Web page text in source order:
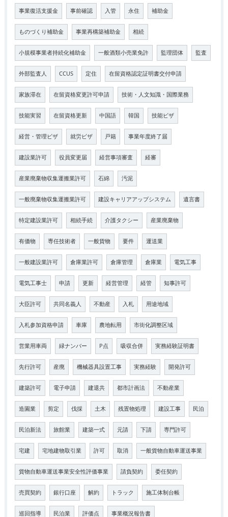
事業復活支援金 事前確認 入管 永住 補助金
ものづくり補助金 事業再構築補助金 相続
小規模事業者持続化補助金 一般酒類小売業免許 監理団体 監査
外部監査人 CCUS 定住 在留資格認定証明書交付申請
家族滞在 在留資格変更許可申請 技術・人文知識・国際業務
技能実習 在留資格更新 中国語 韓国 技能ビザ
経営・管理ビザ 就労ビザ 戸籍 事業年度終了届
建設業許可 役員変更届 経営事項審査 経審
産業廃棄物収集運搬業許可 石綿 汚泥
一般廃棄物収集運搬業許可 建設キャリアアップシステム 遺言書
特定建設業許可 相続手続 介護タクシー 産業廃棄物
有価物 専任技術者 一般貨物 要件 運送業
一般建設業許可 倉庫業許可 倉庫管理 倉庫業 電気工事
電気工事士 申請 更新 経営管理 経管 知事許可
大臣許可 共同名義人 不動産 入札 用途地域
入札参加資格申請 車庫 農地転用 市街化調整区域
営業用車両 緑ナンバー P点 吸収合併 実務経験証明書
先行許可 産廃 機械器具設置工事 実務経験 開発許可
建築許可 電子申請 建退共 都市計画法 不動産業
造園業 剪定 伐採 土木 残置物処理 建設工事 民泊
民泊新法 旅館業 建築一式 元請 下請 専門許可
宅建 宅地建物取引業 許可 取消 一般貨物自動車運送事業
貨物自動車運送事業安全性評価事業 請負契約 委任契約
売買契約 銀行口座 解約 トラック 施工体制台帳
巡回指導 民泊業 評価点 事業概況報告書